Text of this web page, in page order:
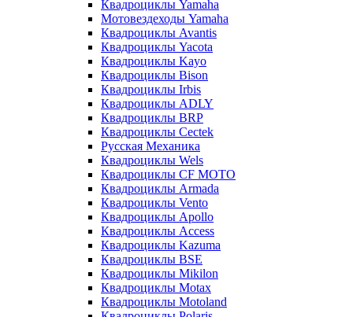
Квадроциклы Yamaha
Мотовездеходы Yamaha
Квадроциклы Avantis
Квадроциклы Yacota
Квадроциклы Kayo
Квадроциклы Bison
Квадроциклы Irbis
Квадроциклы ADLY
Квадроциклы BRP
Квадроциклы Cectek
Русская Механика
Квадроциклы Wels
Квадроциклы CF MOTO
Квадроциклы Armada
Квадроциклы Vento
Квадроциклы Apollo
Квадроциклы Access
Квадроциклы Kazuma
Квадроциклы BSE
Квадроциклы Mikilon
Квадроциклы Motax
Квадроциклы Motoland